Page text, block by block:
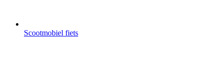
Scootmobiel fiets